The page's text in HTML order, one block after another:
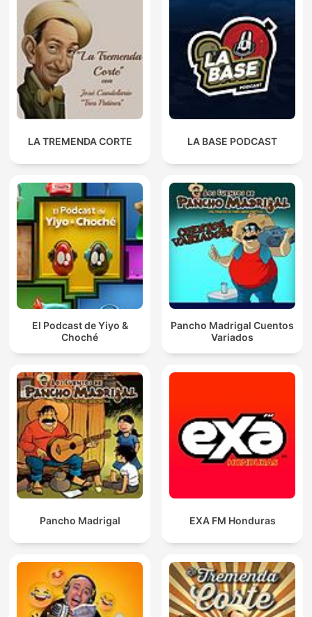
LA TREMENDA CORTE LA BASE PODCAST
El Podcast de Yiyo &
Choché
Pancho Madrigal Cuentos
Variados
Pancho Madrigal EXA FM Honduras